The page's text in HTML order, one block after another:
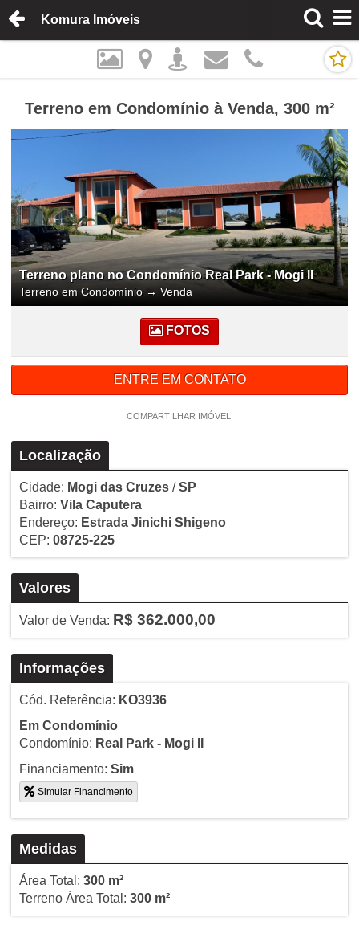
Komura Imóveis
Terreno em Condomínio à Venda, 300 m²
Terreno plano no Condomínio Real Park - Mogi II
Terreno em Condomínio → Venda
FOTOS
ENTRE EM CONTATO
COMPARTILHAR IMÓVEL:
Localização
Cidade: Mogi das Cruzes/SP
Bairro: Vila Caputera
Endereço: Estrada Jinichi Shigeno
CEP: 08725-225
Valores
Valor de Venda: R$ 362.000,00
Informações
Cód. Referência: KO3936
Em Condomínio
Condomínio: Real Park - Mogi II
Financiamento: Sim
Simular Financimento
Medidas
Área Total: 300 m²
Terreno Área Total: 300 m²